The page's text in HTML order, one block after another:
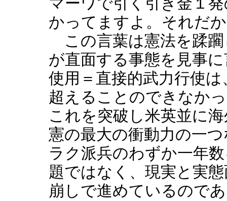
かってますよ。それだ
この言葉は憲法を蹂
が直面する事態を見事
使用＝直接的武力行使
超えることのできなか
これを突破し米英並に
憲の最大の衝動力の一
ラク派兵のわずか一年
題ではなく、現実と実
崩しで進めているので